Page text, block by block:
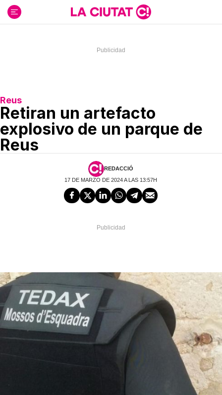
contenido
Reus
Retiran un artefacto
explosivo de un parque de
Reus
REDACCIÓ
17 DE MARZO DE 2024 A LAS 13:57H